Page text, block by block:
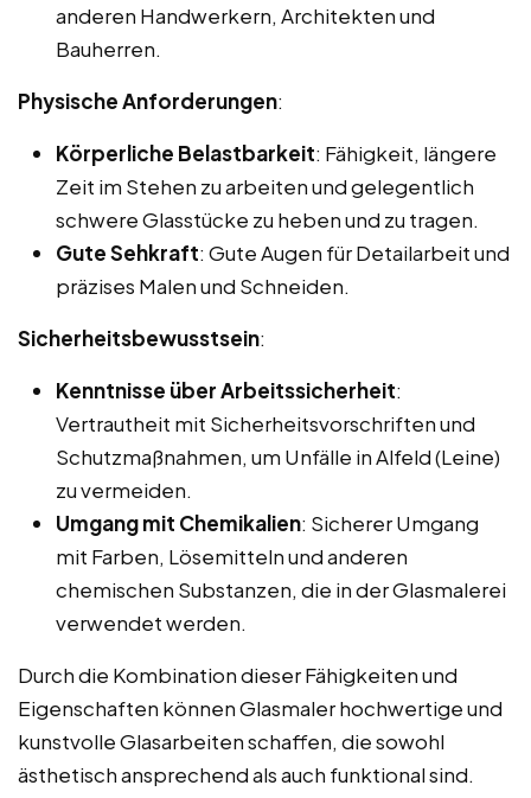
anderen Handwerkern, Architekten und
Bauherren.
Physische Anforderungen:
Körperliche Belastbarkeit: Fähigkeit, längere
Zeit im Stehen zu arbeiten und gelegentlich
schwere Glasstücke zu heben und zu tragen.
Gute Sehkraft: Gute Augen für Detailarbeit und
präzises Malen und Schneiden.
Sicherheitsbewusstsein:
Kenntnisse über Arbeitssicherheit:
Vertrautheit mit Sicherheitsvorschriften und
Schutzmaßnahmen, um Unfälle in Alfeld (Leine)
zu vermeiden.
Umgang mit Chemikalien: Sicherer Umgang
mit Farben, Lösemitteln und anderen
chemischen Substanzen, die in der Glasmalerei
verwendet werden.
Durch die Kombination dieser Fähigkeiten und
Eigenschaften können Glasmaler hochwertige und
kunstvolle Glasarbeiten schaffen, die sowohl
ästhetisch ansprechend als auch funktional sind.